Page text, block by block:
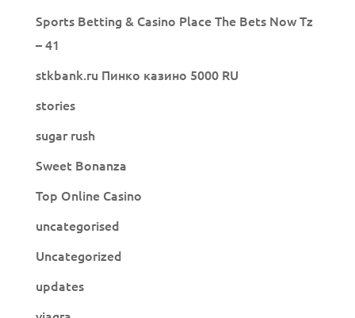
Sports Betting & Casino Place The Bets Now Tz
– 41
stkbank.ru Пинко казино 5000 RU
stories
sugar rush
Sweet Bonanza
Top Online Casino
uncategorised
Uncategorized
updates